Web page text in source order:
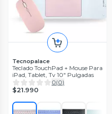
Tecnopalace
Teclado TouchPad + Mouse Para
iPad, Tablet, Tv 10" Pulgadas
0(0)
$21.990